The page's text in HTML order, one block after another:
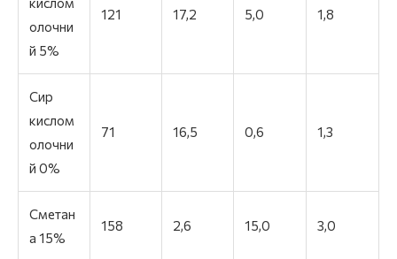
олочни
й 5%
121 17,2 5,0 1,8
Сир
кислом
олочни
й 0%
71 16,5 0,6 1,3
Сметан
а 15%
158 2,6 15,0 3,0